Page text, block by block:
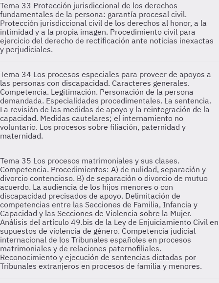
Tema 33 Protección jurisdiccional de los derechos
fundamentales de la persona: garantía procesal civil.
Protección jurisdiccional civil de los derechos al honor, a la
intimidad y a la propia imagen. Procedimiento civil para
ejercicio del derecho de rectificación ante noticias inexactas
y perjudiciales.
Tema 34 Los procesos especiales para proveer de apoyos a
las personas con discapacidad. Caracteres generales.
Competencia. Legitimación. Personación de la persona
demandada. Especialidades procedimentales. La sentencia.
La revisión de las medidas de apoyo y la reintegración de la
capacidad. Medidas cautelares; el internamiento no
voluntario. Los procesos sobre filiación, paternidad y
maternidad.
Tema 35 Los procesos matrimoniales y sus clases.
Competencia. Procedimientos: A) de nulidad, separación y
divorcio contencioso. B) de separación o divorcio de mutuo
acuerdo. La audiencia de los hijos menores o con
discapacidad precisados de apoyo. Delimitación de
competencias entre las Secciones de Familia, Infancia y
Capacidad y las Secciones de Violencia sobre la Mujer.
Análisis del artículo 49.bis de la Ley de Enjuiciamiento Civil en
supuestos de violencia de género. Competencia judicial
internacional de los Tribunales españoles en procesos
matrimoniales y de relaciones paternofiliales.
Reconocimiento y ejecución de sentencias dictadas por
Tribunales extranjeros en procesos de familia y menores.